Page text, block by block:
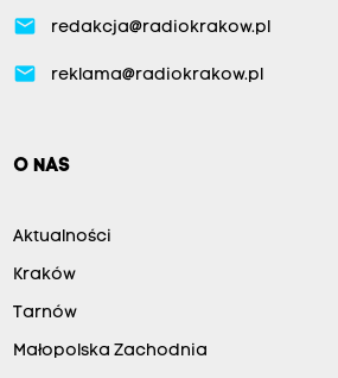
email redakcja@radiokrakow.pl
email reklama@radiokrakow.pl
O NAS
Aktualności
Kraków
Tarnów
Małopolska Zachodnia